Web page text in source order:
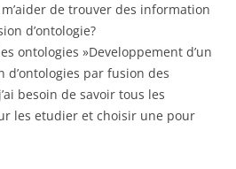
de trouver des information
d’ontologie?
ontologies »Developpement d’un
d’ontologies par fusion des
besoin de savoir tous les
les etudier et choisir une pour